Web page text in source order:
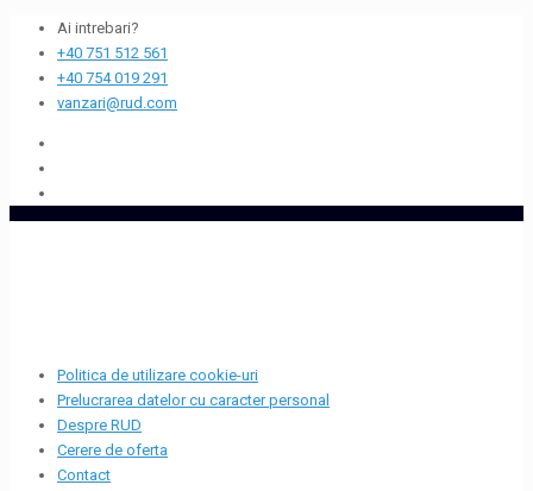
Ai intrebari?
+40 751 512 561
+40 754 019 291
vanzari@rud.com
Politica de utilizare cookie-uri
Prelucrarea datelor cu caracter personal
Despre RUD
Cerere de oferta
Contact